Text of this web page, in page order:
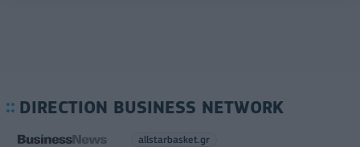
DIRECTION BUSINESS NETWORK
allstarbasket.gr